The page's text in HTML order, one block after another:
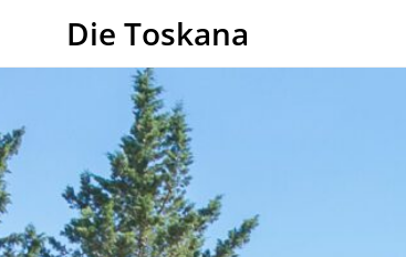
Die Toskana